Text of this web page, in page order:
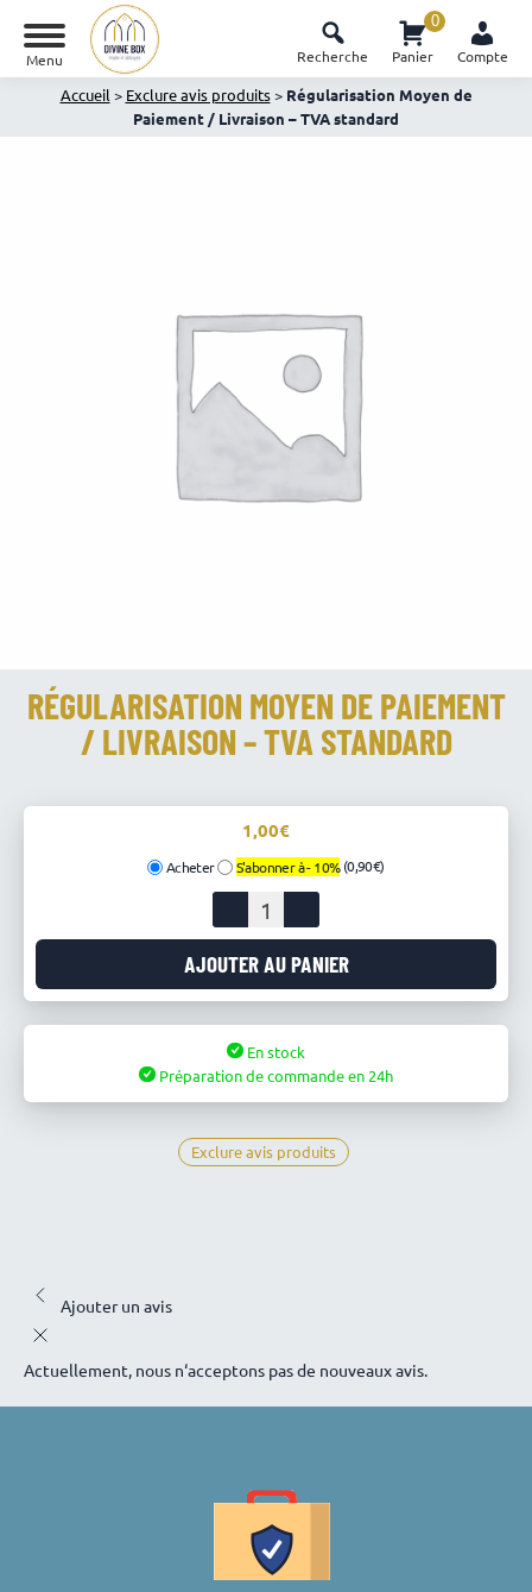
Menu Recherche Panier
0
Compte
Accueil > Exclure avis produits> Régularisation Moyen de
Paiement / Livraison – TVA standard
RÉGULARISATION MOYEN DE PAIEMENT
/ LIVRAISON – TVA STANDARD
1,00
Acheter S'abonner à -10% (0,90€)
quantité
de
Régularisation
Moyen
de
Paiement
/
Livraison
-
standard
AJOUTER AU PANIER
En stock
Préparation de commande en 24h
Exclure avis produits
Ajouter un avis
Actuellement, nous n‘acceptons pas de nouveaux avis.